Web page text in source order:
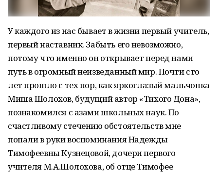
У каждого из нас бывает в жизни первый учитель,
первый наставник. Забыть его невозможно,
потому что именно он открывает перед нами
путь в огромный неизведанный мир. Почти сто
лет прошло с тех пор, как яркоглазый мальчонка
Миша Шолохов, будущий автор «Тихого Дона»,
познакомился с азами школьных наук. По
счастливому стечению обстоятельств мне
попали в руки воспоминания Надежды
Тимофеевны Кузнецовой, дочери первого
учителя М.А.Шолохова, об отце Тимофее